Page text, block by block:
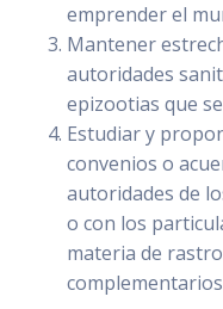
emprender el
Mantener
autoridades
epizootias que
Estudiar y
convenios o
autoridades de
o con los
materia de